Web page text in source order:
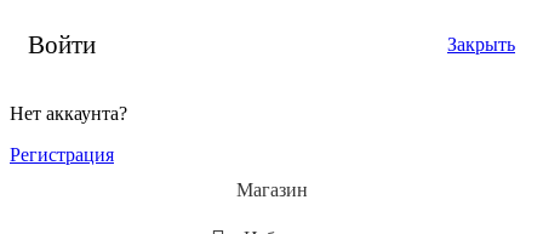
Войти Закрыть
Нет аккаунта?
Регистрация
Магазин